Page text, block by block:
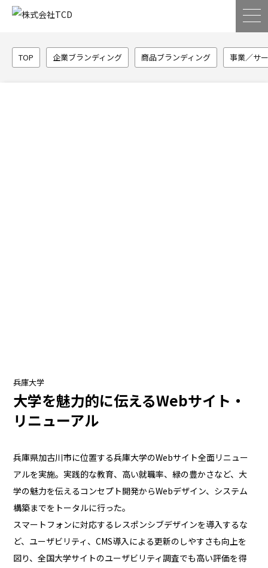
TOP 企業ブランディング 商品ブランディング 事業／サ
兵庫大学
大学を魅力的に伝えるWebサイト・
リニューアル
兵庫県加古川市に位置する兵庫大学のWebサイト全面リニュー
アルを実施。実践的な教育、高い就職率、緑の豊かさなど、大
学の魅力を伝えるコンセプト開発からWebデザイン、システム
構築までをトータルに行った。
スマートフォンに対応するレスポンシブデザインを導入するな
ど、ユーザビリティ、CMS導入による更新のしやすさも向上を
図り、全国大学サイトのユーザビリティ調査でも高い評価を得